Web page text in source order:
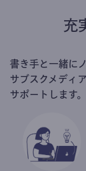
充
書き手と一緒に
サブスクメディ
サポートします。